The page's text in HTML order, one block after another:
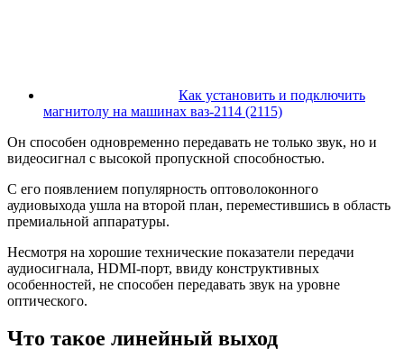
Как установить и подключить
магнитолу на машинах ваз-2114 (2115)
Он способен одновременно передавать не только звук, но и
видеосигнал с высокой пропускной способностью.
С его появлением популярность оптоволоконного
аудиовыхода ушла на второй план, переместившись в область
премиальной аппаратуры.
Несмотря на хорошие технические показатели передачи
аудиосигнала, HDMI-порт, ввиду конструктивных
особенностей, не способен передавать звук на уровне
оптического.
Что такое линейный выход